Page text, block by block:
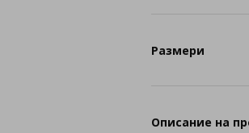
Размери
Описание на